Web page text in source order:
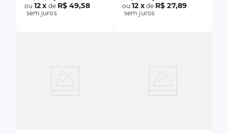
ou12x de R$ 49,58
sem juros
ou12 xde R$ 27,89
sem juros